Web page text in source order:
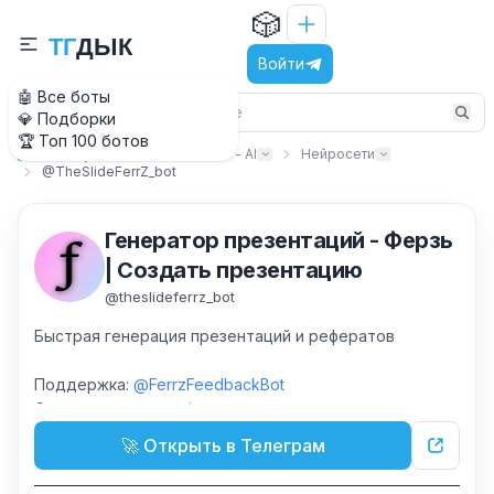
🤖 Все боты
💎 Подборки
🏆 Топ 100 ботов
ТГДЫК
🎲
Войти
Главная Искусственный интеллект - AI
Нейросети
@TheSlideFerrZ_bot
Генератор презентаций - Ферзь
| Создать презентацию
@theslideferrz_bot
Быстрая генерация презентаций и рефератов
Поддержка: @FerrzFeedbackBot
Сотрудничество:
@icepxwer
🚀 Открыть в Телеграм